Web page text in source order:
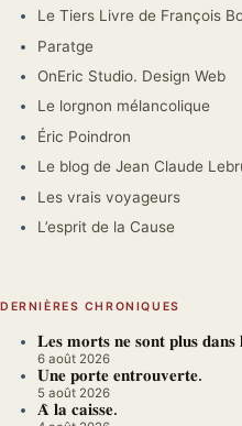
Le Tiers Livre de François
Paratge
OnEric Studio. Design Web
Le lorgnon mélancolique
Éric Poindron
Le blog de Jean Claude
Les vrais voyageurs
L’esprit de la Cause
DERNIÈRES CHRONIQUES
𝐋𝐞𝐬 𝐦𝐨𝐫𝐭𝐬 𝐧𝐞 𝐬𝐨𝐧𝐭 𝐩𝐥𝐮𝐬 𝐝𝐚𝐧𝐬
6 août 2026
𝐔𝐧𝐞 𝐩𝐨𝐫𝐭𝐞 𝐞𝐧𝐭𝐫𝐨𝐮𝐯𝐞𝐫𝐭𝐞.
5 août 2026
𝐀̀ 𝐥𝐚 𝐜𝐚𝐢𝐬𝐬𝐞.